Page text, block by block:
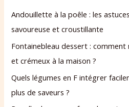
Andouillette à la poêle : les
savoureuse et croustillante
Fontainebleau dessert : comment
et crémeux à la maison ?
Quels légumes en F intégrer
plus de saveurs ?